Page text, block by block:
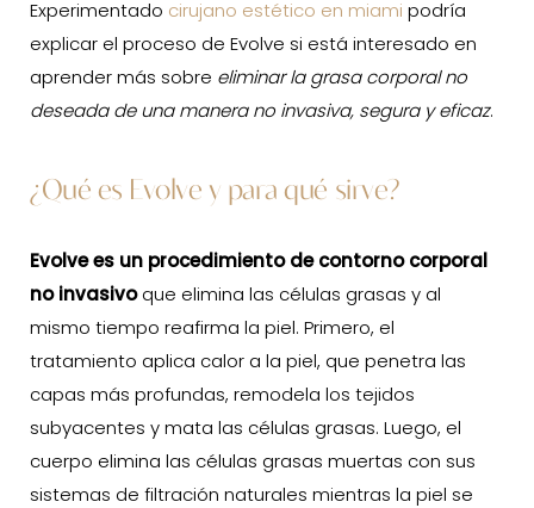
Experimentado cirujano estético en miami podría
explicar el proceso de Evolve si está interesado en
aprender más sobre eliminar la grasa corporal no
deseada de una manera no invasiva, segura y eficaz.
¿Qué es Evolve y para qué sirve?
Evolve es un procedimiento de contorno corporal
no invasivoque elimina las células grasas y al
mismo tiempo reafirma la piel. Primero, el
tratamiento aplica calor a la piel, que penetra las
capas más profundas, remodela los tejidos
subyacentes y mata las células grasas. Luego, el
cuerpo elimina las células grasas muertas con sus
sistemas de filtración naturales mientras la piel se